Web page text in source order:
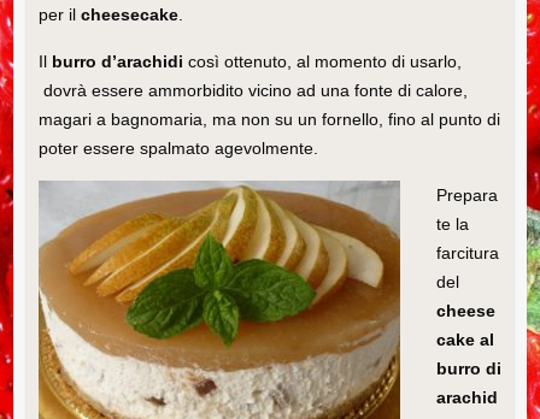
per il cheesecake.
Il burro d’arachidi così ottenuto, al momento di usarlo,
dovrà essere ammorbidito vicino ad una fonte di calore,
magari a bagnomaria, ma non su un fornello, fino al punto di
poter essere spalmato agevolmente.
Prepara
te la
farcitura
del
cheese
cake al
burro di
arachid